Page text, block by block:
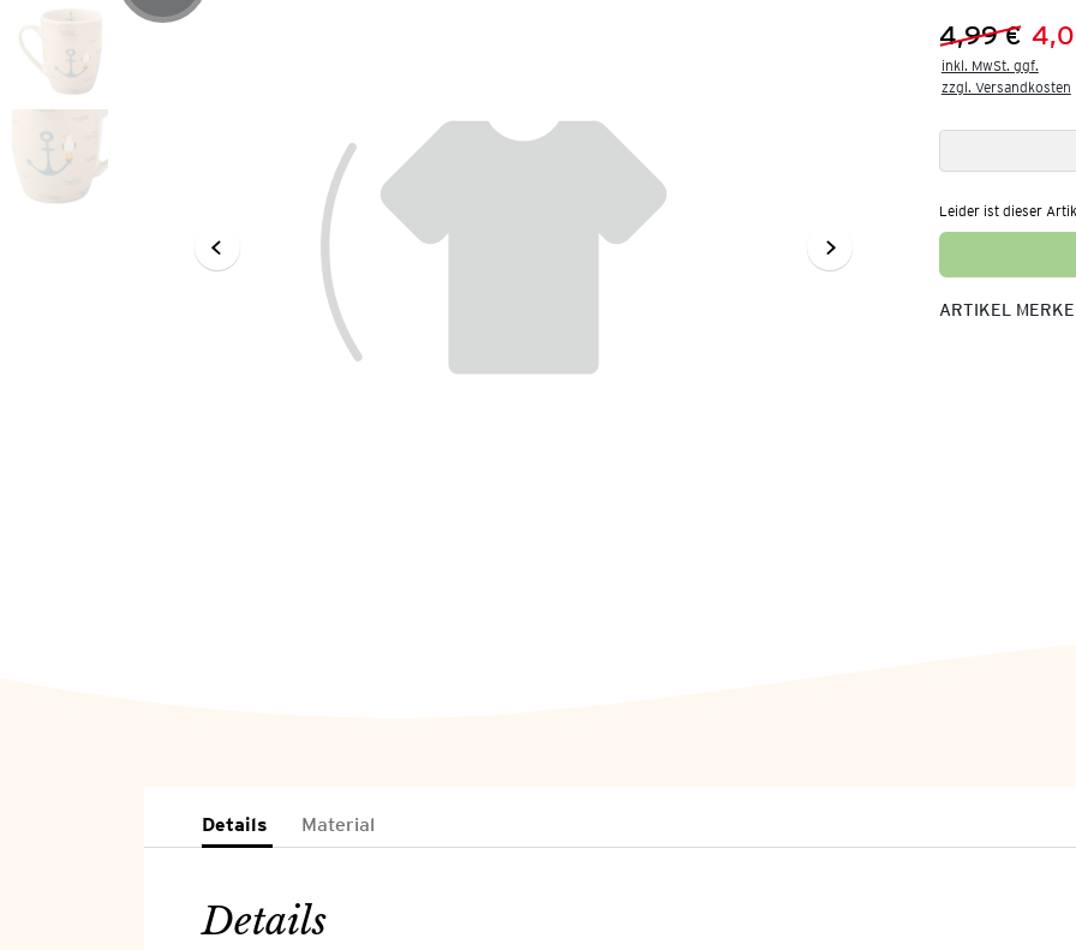
Vorheriger
4,99 €
Neuer
inkl. MwSt. ggf.
zzgl. Versandkosten
Leider ist dieser
ARTIKEL
Details Material
Details